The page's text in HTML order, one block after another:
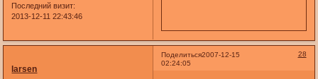
Последний визит:
2013-12-11 22:43:46
Поделиться 28
2007-12-15
02:24:05
larsen